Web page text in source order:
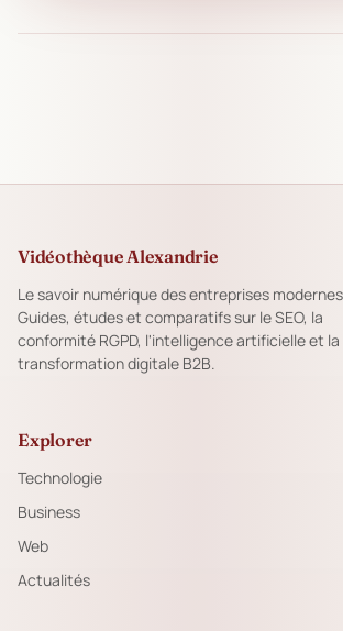
Vidéothèque Alexandrie
Le savoir numérique des entreprises
Guides, études et comparatifs sur le SEO, la
conformité RGPD, l'intelligence artificielle et la
transformation digitale B2B.
Explorer
Technologie
Business
Web
Actualités